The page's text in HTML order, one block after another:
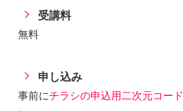
受講料
無料
申し込み
事前にチラシの申込用二次元コード